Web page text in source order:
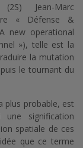
Jean-Marc
« Défense &
new operational
»), telle est la
la mutation
le tournant du
plus probable, est
signification
spatiale de ces
que ce terme